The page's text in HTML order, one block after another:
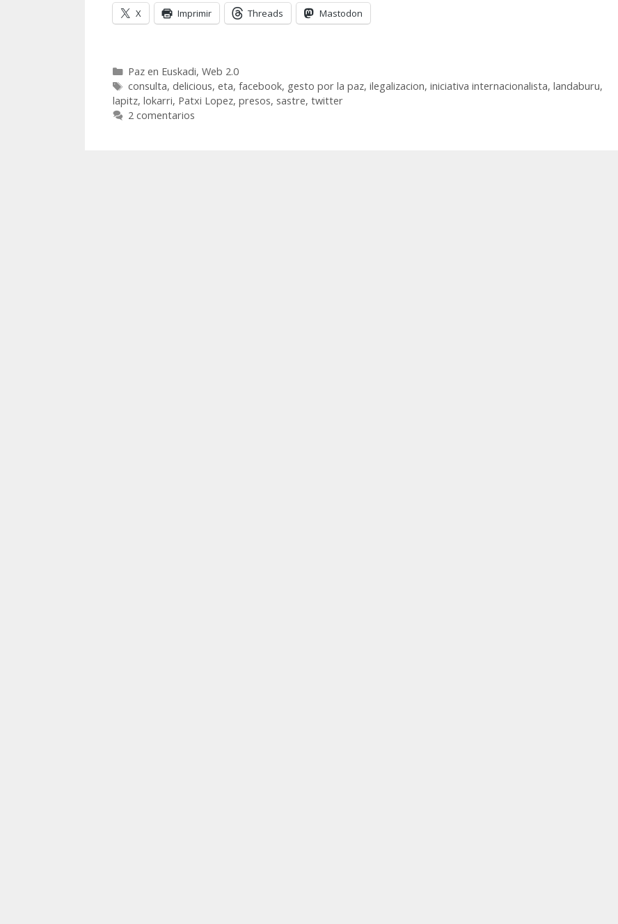
X Imprimir Threads Mastodon
Categorías
Paz en Euskadi, Web 2.0
Etiquetas
consulta, delicious, eta, facebook, gesto por la paz, ilegalizacion, iniciativa internacionalista, landaburu,
lapitz, lokarri, Patxi Lopez, presos, sastre, twitter
2 comentarios